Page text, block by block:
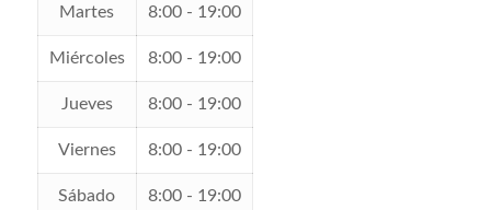
Martes 8:00 - 19:00
Miércoles 8:00 - 19:00
Jueves 8:00 - 19:00
Viernes 8:00 - 19:00
Sábado 8:00 - 19:00